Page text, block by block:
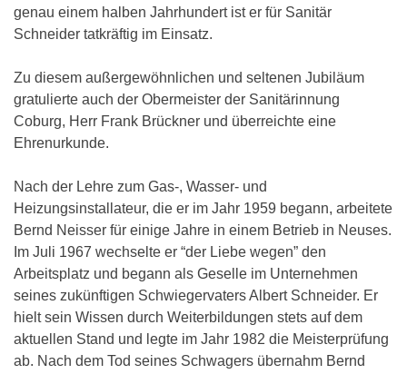
genau einem halben Jahrhundert ist er für Sanitär
Schneider tatkräftig im Einsatz.
Zu diesem außergewöhnlichen und seltenen Jubiläum
gratulierte auch der Obermeister der Sanitärinnung
Coburg, Herr Frank Brückner und überreichte eine
Ehrenurkunde.
Nach der Lehre zum Gas-, Wasser- und
Heizungsinstallateur, die er im Jahr 1959 begann, arbeitete
Bernd Neisser für einige Jahre in einem Betrieb in Neuses.
Im Juli 1967 wechselte er “der Liebe wegen” den
Arbeitsplatz und begann als Geselle im Unternehmen
seines zukünftigen Schwiegervaters Albert Schneider. Er
hielt sein Wissen durch Weiterbildungen stets auf dem
aktuellen Stand und legte im Jahr 1982 die Meisterprüfung
ab. Nach dem Tod seines Schwagers übernahm Bernd